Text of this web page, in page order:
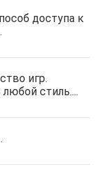
отв. цит.
отв. цит.
5 мар 2026, 12:20
2 мар 2026, 16:19
доступа к
игр.
стиль....